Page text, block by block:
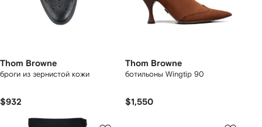
Thom Browne
броги из зернистой кожи
$932
Thom Browne
ботильоны Wingtip 90
$1,550